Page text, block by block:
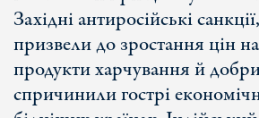
Західні антиросійські
призвели до зростання цін на
продукти харчування й
спричинили гострі